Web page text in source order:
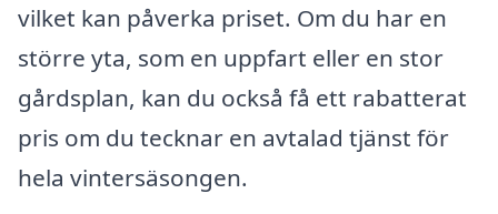
vilket kan påverka priset. Om du har en
större yta, som en uppfart eller en stor
gårdsplan, kan du också få ett rabatterat
pris om du tecknar en avtalad tjänst för
hela vintersäsongen.